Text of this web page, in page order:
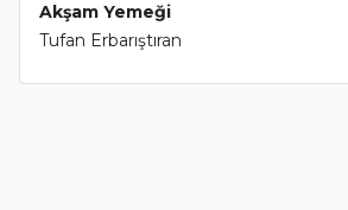
Akşam Yemeği
Tufan Erbarıştıran